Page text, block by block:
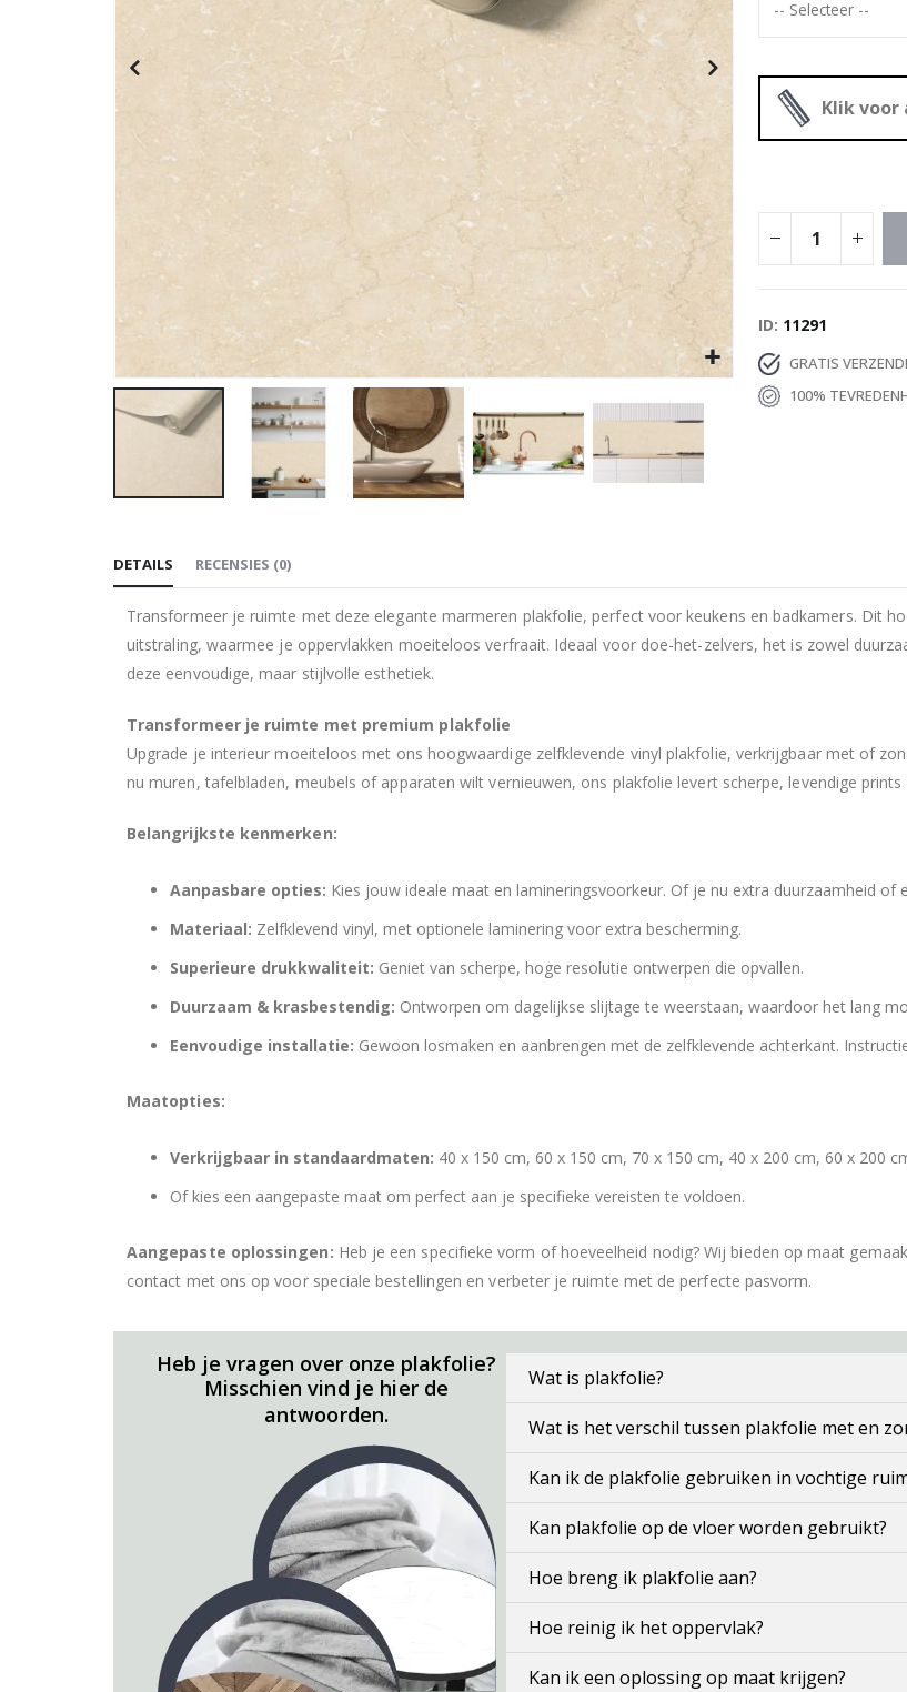
het
van
de
afbeeldingen-
Klik voor
ID 11291
GRATIS
100%
DETAILS
Transformeer je ruimte met deze elegante marmeren plakfolie, perfect voor keukens en badkamers. Dit
uitstraling, waarmee je oppervlakken moeiteloos verfraait. Ideaal voor doe-het-zelvers, het is zowel
deze eenvoudige, maar stijlvolle esthetiek.
Transformeer je ruimte met premium plakfolie
Upgrade je interieur moeiteloos met ons hoogwaardige zelfklevende vinyl plakfolie, verkrijgbaar met of
nu muren, tafelbladen, meubels of apparaten wilt vernieuwen, ons plakfolie levert scherpe, levendige
Belangrijkste kenmerken:
Aanpasbare opties: Kies jouw ideale maat en lamineringsvoorkeur. Of je nu extra duurzaamheid
Materiaal: Zelfklevend vinyl, met optionele laminering voor extra bescherming.
Superieure drukkwaliteit: Geniet van scherpe, hoge resolutie ontwerpen die opvallen.
Duurzaam & krasbestendig: Ontworpen om dagelijkse slijtage te weerstaan, waardoor het lang
Eenvoudige installatie: Gewoon losmaken en aanbrengen met de zelfklevende achterkant.
Maatopties:
Verkrijgbaar in standaardmaten: 40 x 150 cm, 60 x 150 cm, 70 x 150 cm, 40 x 200 cm, 60 x 200
Of kies een aangepaste maat om perfect aan je specifieke vereisten te voldoen.
Aangepaste oplossingen: Heb je een specifieke vorm of hoeveelheid nodig? Wij bieden op maat
contact met ons op voor speciale bestellingen en verbeter je ruimte met de perfecte pasvorm.
RECENSIES (0)
Heb je vragen over onze plakfolie?
Misschien vind je hier de
antwoorden.
Wat is plakfolie?
Wat is het verschil tussen plakfolie met en
Kan ik de plakfolie gebruiken in vochtige
Kan plakfolie op de vloer worden gebruikt?
Hoe breng ik plakfolie aan?
Hoe reinig ik het oppervlak?
Kan ik een oplossing op maat krijgen?